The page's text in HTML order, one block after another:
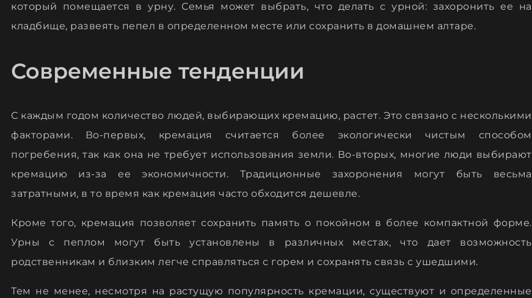
который помещается в урну. Семья может выбрать, что делать с урной: захоронить ее на
кладбище, развеять пепел в определенном месте или сохранить в домашнем алтаре.
Современные тенденции
С каждым годом количество людей, выбирающих кремацию, растет. Это связано с несколькими
факторами. Во-первых, кремация считается более экологически чистым способом
погребения, так как она не требует использования земли. Во-вторых, многие люди выбирают
кремацию из-за ее экономичности. Традиционные захоронения могут быть весьма
затратными, в то время как кремация часто обходится дешевле.
Кроме того, кремация позволяет сохранить память о покойном в более компактной форме.
Урны с пеплом могут быть установлены в различных местах, что дает возможность
родственникам и близким легче справляться с горем и сохранять связь с ушедшими.
Тем не менее, несмотря на растущую популярность кремации, существуют и определенные